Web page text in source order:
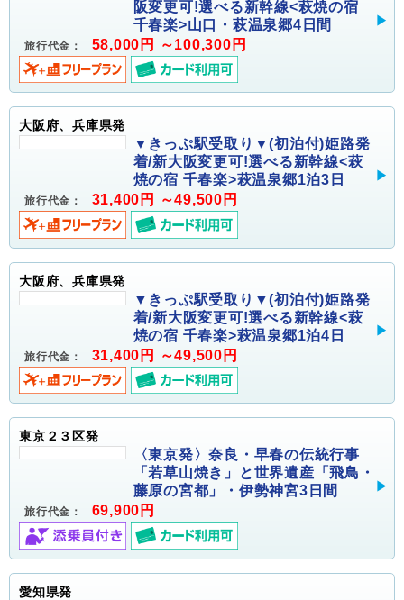
阪変更可!選べる新幹線<萩焼の宿
千春楽>山口・萩温泉郷4日間
旅行代金： 58,000円 ～100,300円
大阪府、兵庫県発
▼きっぷ駅受取り▼(初泊付)姫路発
着/新大阪変更可!選べる新幹線<萩
焼の宿 千春楽>萩温泉郷1泊3日
旅行代金： 31,400円 ～49,500円
大阪府、兵庫県発
▼きっぷ駅受取り▼(初泊付)姫路発
着/新大阪変更可!選べる新幹線<萩
焼の宿 千春楽>萩温泉郷1泊4日
旅行代金： 31,400円 ～49,500円
東京２３区発
〈東京発〉奈良・早春の伝統行事
「若草山焼き」と世界遺産「飛鳥・
藤原の宮都」・伊勢神宮3日間
旅行代金： 69,900円
愛知県発